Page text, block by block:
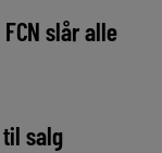
slår alle
salg